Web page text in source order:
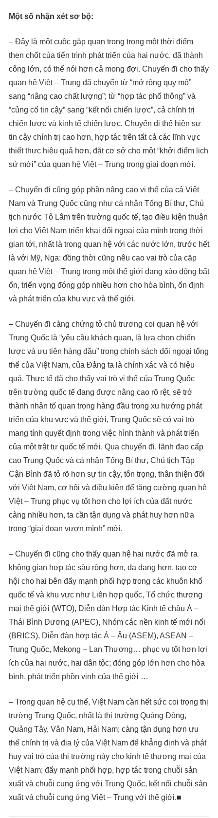
Một số nhận xét sơ bộ:
– Đây là một cuộc gặp quan trọng trong một thời điểm
then chốt của tiến trình phát triển của hai nước, đã thành
công lớn, có thể nói hơn cả mong đợi. Chuyến đi cho thấy
quan hệ Việt – Trung đã chuyển từ “mở rộng quy mô”
sang “nâng cao chất lượng”; từ “hợp tác phổ thông” và
“củng cố tin cậy” sang “kết nối chiến lược”, cả chính trị
chiến lược và kinh tế chiến lược. Chuyến đi thể hiện sự
tin cậy chính trị cao hơn, hợp tác trên tất cả các lĩnh vực
thiết thực hiệu quả hơn, đặt cơ sở cho một “khởi điểm lịch
sử mới” của quan hệ Việt – Trung trong giai đoạn mới.
– Chuyến đi cũng góp phần nâng cao vị thế của cả Việt
Nam và Trung Quốc cũng như cá nhân Tổng Bí thư, Chủ
tịch nước Tô Lâm trên trường quốc tế, tạo điều kiện thuận
lợi cho Việt Nam triển khai đối ngoại của mình trong thời
gian tới, nhất là trong quan hệ với các nước lớn, trước hết
là với Mỹ, Nga; đồng thời cũng nêu cao vai trò của cặp
quan hệ Việt – Trung trong một thế giới đang xáo động bất
ổn, triển vọng đóng góp nhiều hơn cho hòa bình, ổn định
và phát triển của khu vực và thế giới.
– Chuyến đi càng chứng tỏ chủ trương coi quan hệ với
Trung Quốc là “yêu cầu khách quan, là lựa chọn chiến
lược và ưu tiên hàng đầu” trong chính sách đối ngoại tổng
thể của Việt Nam, của Đảng ta là chính xác và có hiệu
quả. Thực tế đã cho thấy vai trò vị thế của Trung Quốc
trên trường quốc tế đang được nâng cao rõ rệt, sẽ trở
thành nhân tố quan trọng hàng đầu trong xu hướng phát
triển của khu vực và thế giới, Trung Quốc sẽ có vai trò
mang tính quyết định trong việc hình thành và phát triển
của một trật tự quốc tế mới. Qua chuyến đi, lãnh đạo cấp
cao Trung Quốc và cá nhân Tổng Bí thư, Chủ tịch Tập
Cận Bình đã tỏ rõ hơn sự tin cậy, tôn trọng, thân thiện đối
với Việt Nam, cơ hội và điều kiện để tăng cường quan hệ
Việt – Trung phục vụ tốt hơn cho lợi ích của đất nước
càng nhiều hơn, ta cần tận dụng và phát huy hơn nữa
trong “giai đoạn vươn mình” mới.
– Chuyến đi cũng cho thấy quan hệ hai nước đã mở ra
không gian hợp tác sâu rộng hơn, đa dạng hơn, tạo cơ
hội cho hai bên đẩy mạnh phối hợp trong các khuôn khổ
quốc tế và khu vực như Liên hợp quốc, Tổ chức thương
mại thế giới (WTO), Diễn đàn Hợp tác Kinh tế châu Á –
Thái Bình Dương (APEC), Nhóm các nền kinh tế mới nổi
(BRICS), Diễn đàn hợp tác Á – Âu (ASEM), ASEAN –
Trung Quốc, Mekong – Lan Thương… phục vụ tốt hơn lợi
ích của hai nước, hai dân tộc; đóng góp lớn hơn cho hòa
bình, phát triển phồn vinh của thế giới …
– Trong quan hệ cụ thể, Việt Nam cần hết sức coi trọng thị
trường Trung Quốc, nhất là thị trường Quảng Đông,
Quảng Tây, Vân Nam, Hải Nam; càng tận dụng hơn ưu
thế chính trị và địa lý của Việt Nam để khẳng định và phát
huy vai trò của thị trường này cho kinh tế thương mại của
Việt Nam; đẩy mạnh phối hợp, hợp tác trong chuỗi sản
xuất và chuỗi cung ứng với Trung Quốc, kết nối chuỗi sản
xuất và chuỗi cung ứng Việt – Trung với thế giới.■